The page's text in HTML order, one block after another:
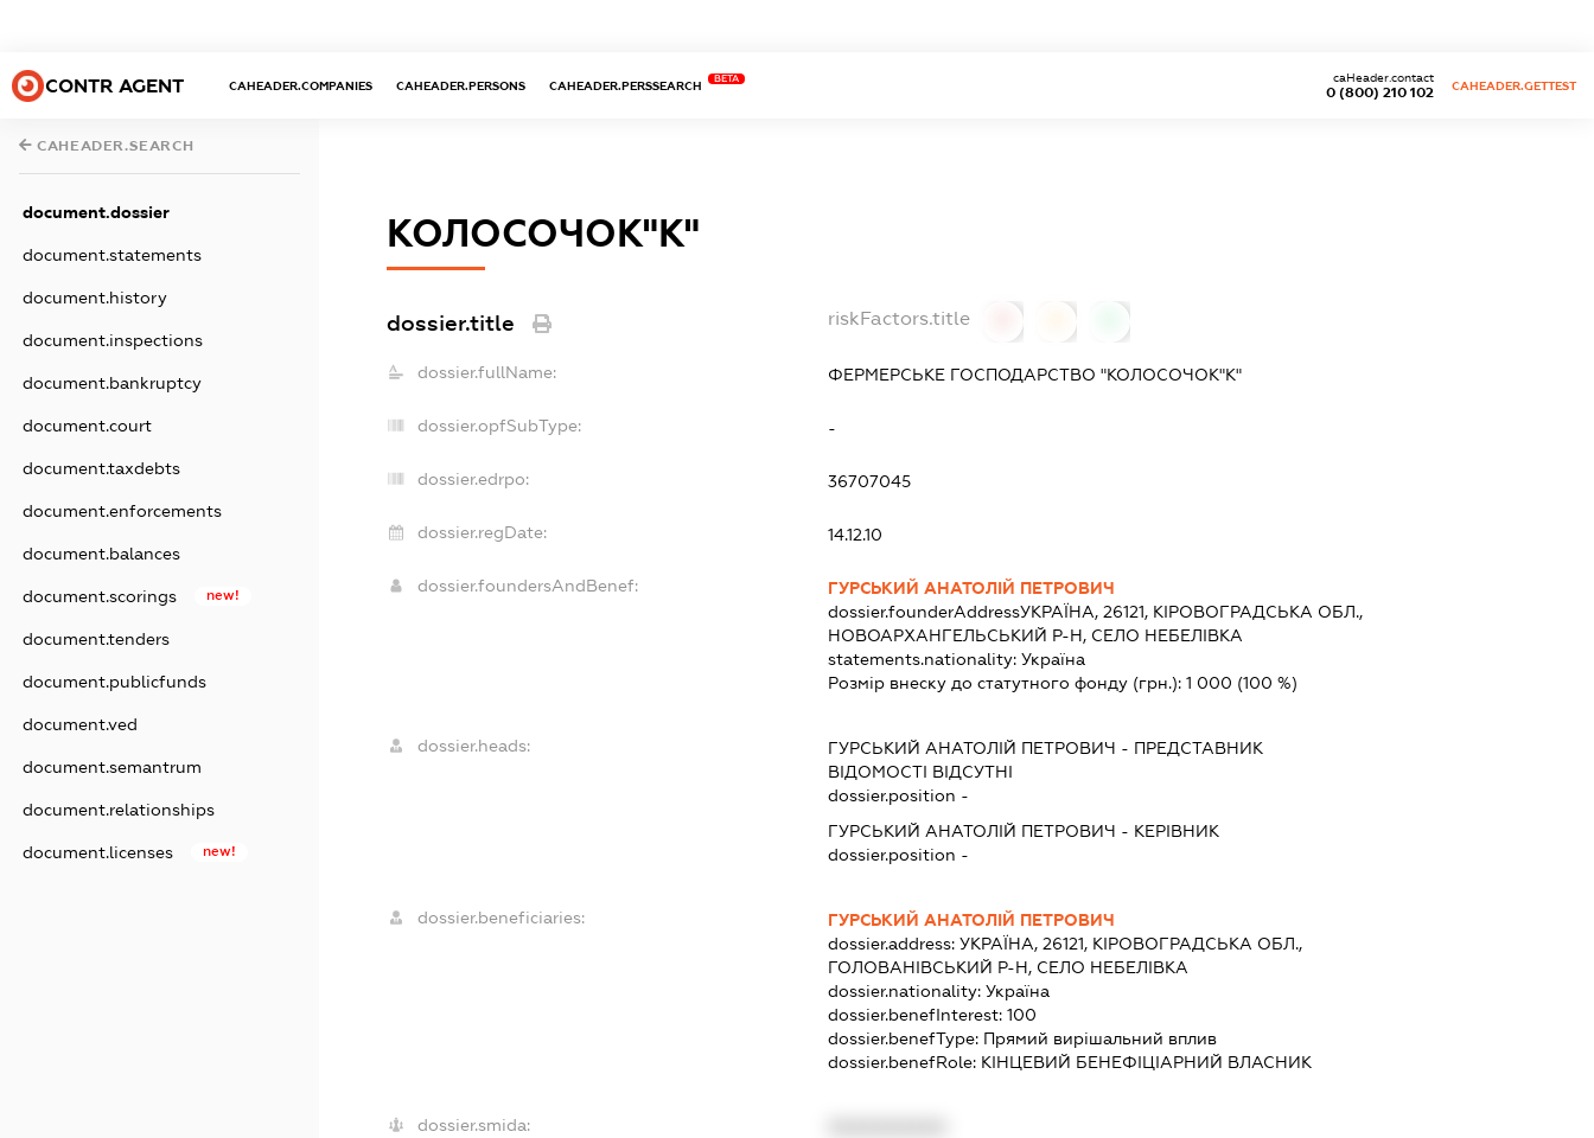
CONTR AGENT CAHEADER.COMPANIES CAHEADER.PERSONS CAHEADER.PERSSEARCH
BETA
0 (800) 210 102
caHeader.contact
CAHEADER.GETTEST
CAHEADER.SEARCH
document.dossier
document.statements
document.history
document.inspections
document.bankruptcy
document.court
document.taxdebts
document.enforcements
document.balances
document.scorings new!
document.tenders
document.publicfunds
document.ved
document.semantrum
document.relationships
document.licenses new!
КОЛОСОЧОК"К"
dossier.title riskFactors.title
dossier.fullName: ФЕРМЕРСЬКЕ ГОСПОДАРСТВО "КОЛОСОЧОК"К"
dossier.opfSubType: -
dossier.edrpo: 36707045
dossier.regDate: 14.12.10
dossier.foundersAndBenef:
ГУРСЬКИЙ АНАТОЛІЙ ПЕТРОВИЧ
dossier.founderAddressУКРАЇНА, 26121, КІРОВОГРАДСЬКА ОБЛ.,
НОВОАРХАНГЕЛЬСЬКИЙ Р-Н, СЕЛО НЕБЕЛІВКА
statements.nationality: Україна
Розмір внеску до статутного фонду (грн.): 1 000 (100 %)
dossier.heads: ГУРСЬКИЙ АНАТОЛІЙ ПЕТРОВИЧ - ПРЕДСТАВНИК
ВІДОМОСТІ ВІДСУТНІ
dossier.position -
ГУРСЬКИЙ АНАТОЛІЙ ПЕТРОВИЧ - КЕРІВНИК
dossier.position -
dossier.beneficiaries:
ГУРСЬКИЙ АНАТОЛІЙ ПЕТРОВИЧ
dossier.address: УКРАЇНА, 26121, КІРОВОГРАДСЬКА ОБЛ.,
ГОЛОВАНІВСЬКИЙ Р-Н, СЕЛО НЕБЕЛІВКА
dossier.nationality: Україна
dossier.benefInterest: 100
dossier.benefType: Прямий вирішальний вплив
dossier.benefRole: КІНЦЕВИЙ БЕНЕФІЦІАРНИЙ ВЛАСНИК
dossier.smida: